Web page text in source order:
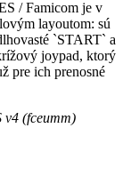
/ Famicom je v
layoutom: sú
`START` a
joypad, ktorý
pre ich prenosné
v4 (fceumm)